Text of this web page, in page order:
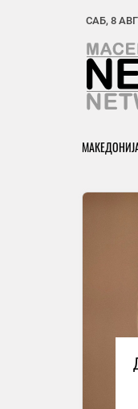
САБ, 8